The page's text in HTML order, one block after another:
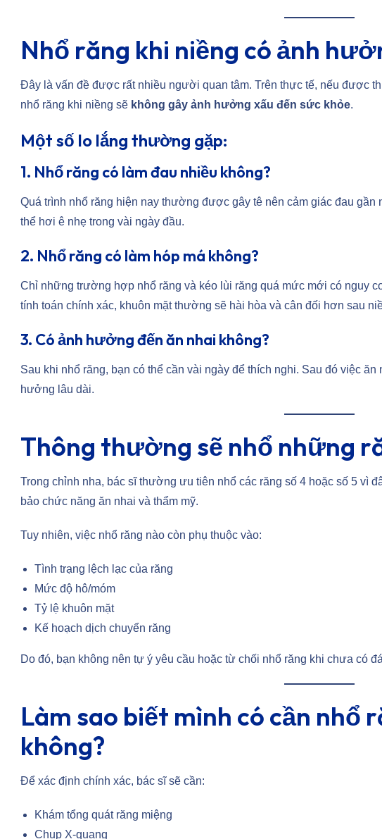
Nhổ răng khi niềng có ảnh
Đây là vấn đề được rất nhiều người quan tâm. Trên thực tế, nếu được
nhổ răng khi niềng sẽ không gây ảnh hưởng xấu đến sức khỏe.
Một số lo lắng thường gặp:
1. Nhổ răng có làm đau nhiều không?
Quá trình nhổ răng hiện nay thường được gây tê nên cảm giác đau
thể hơi ê nhẹ trong vài ngày đầu.
2. Nhổ răng có làm hóp má không?
Chỉ những trường hợp nhổ răng và kéo lùi răng quá mức mới có nguy
tính toán chính xác, khuôn mặt thường sẽ hài hòa và cân đối hơn sau
3. Có ảnh hưởng đến ăn nhai không?
Sau khi nhổ răng, bạn có thể cần vài ngày để thích nghi. Sau đó việc
hưởng lâu dài.
Thông thường sẽ nhổ những
Trong chỉnh nha, bác sĩ thường ưu tiên nhổ các răng số 4 hoặc số 5 vì
bảo chức năng ăn nhai và thẩm mỹ.
Tuy nhiên, việc nhổ răng nào còn phụ thuộc vào:
Tình trạng lệch lạc của răng
Mức độ hô/móm
Tỷ lệ khuôn mặt
Kế hoạch dịch chuyển răng
Do đó, bạn không nên tự ý yêu cầu hoặc từ chối nhổ răng khi chưa có
Làm sao biết mình có cần nhổ
không?
Để xác định chính xác, bác sĩ sẽ cần:
Khám tổng quát răng miệng
Chụp X-quang